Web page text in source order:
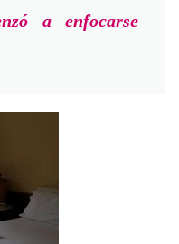
a enfocarse